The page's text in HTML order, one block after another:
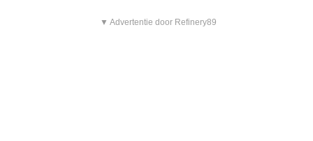
▼ Advertentie door Refinery89